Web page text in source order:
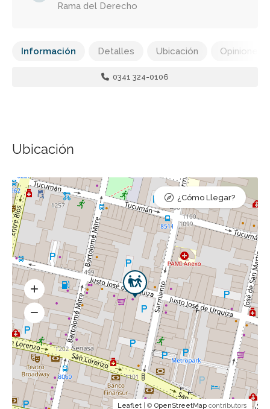
Rama del Derecho
Información Detalles Ubicación Opiniones
0341 324-0106
Ubicación
Leaflet | © OpenStreetMap contributors
¿Cómo Llegar?